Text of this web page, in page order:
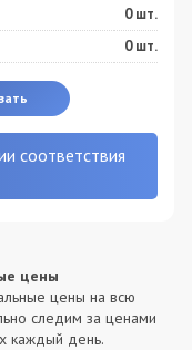
0шт.
0шт.
соответствия
цены
цены на всю
следим за ценами
каждый день.